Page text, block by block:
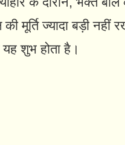
मूर्ति ज्यादा बड़ी नहीं
शुभ होता है।